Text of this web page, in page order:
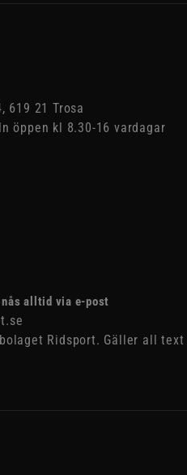
619 21 Trosa
öppen kl 8.30-16 vardagar
alltid via e-post
Ridsport. Gäller all text